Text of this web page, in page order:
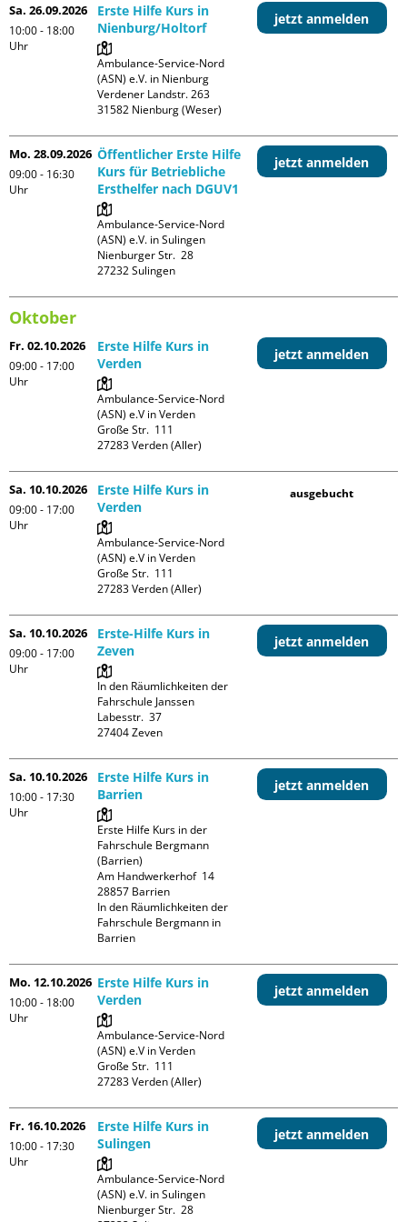
Sa. 26.09.2026
10:00 - 18:00
Uhr
Erste Hilfe Kurs in
Nienburg/Holtorf
Ambulance-Service-Nord
(ASN) e.V. in Nienburg
Verdener Landstr. 263
jetzt anmelden
Mo. 28.09.2026
09:00 - 16:30
Uhr
Öffentlicher Erste Hilfe
Kurs für Betriebliche
Ersthelfer nach DGUV1
Ambulance-Service-Nord
(ASN) e.V. in Sulingen
Nienburger Str.  28
jetzt anmelden
Oktober
Fr. 02.10.2026
09:00 - 17:00
Uhr
Erste Hilfe Kurs in
Verden
Ambulance-Service-Nord
(ASN) e.V in Verden
Große Str.  111
jetzt anmelden
Sa. 10.10.2026
09:00 - 17:00
Uhr
Erste Hilfe Kurs in
Verden
Ambulance-Service-Nord
(ASN) e.V in Verden
Große Str.  111
ausgebucht
Sa. 10.10.2026
09:00 - 17:00
Uhr
Erste-Hilfe Kurs in
Zeven
In den Räumlichkeiten der
Fahrschule Janssen
Labesstr.  37
jetzt anmelden
Sa. 10.10.2026
10:00 - 17:30
Uhr
Erste Hilfe Kurs in
Barrien
Erste Hilfe Kurs in der
Fahrschule Bergmann
(Barrien)
Am Handwerkerhof  14
28857 Barrien
In den Räumlichkeiten der
Fahrschule Bergmann in
Barrien
jetzt anmelden
Mo. 12.10.2026
10:00 - 18:00
Uhr
Erste Hilfe Kurs in
Verden
Ambulance-Service-Nord
(ASN) e.V in Verden
Große Str.  111
jetzt anmelden
Fr. 16.10.2026
10:00 - 17:30
Uhr
Erste Hilfe Kurs in
Sulingen
Ambulance-Service-Nord
(ASN) e.V. in Sulingen
Nienburger Str.  28
jetzt anmelden